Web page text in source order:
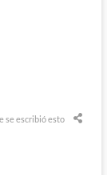
se escribió esto